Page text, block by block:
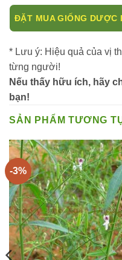
ĐẶT MUA GIỐNG DƯỢC
* Lưu ý: Hiệu quả của vị
từng người!
Nếu thấy hữu ích, hãy
bạn!
SẢN PHẨM TƯƠNG
-3%